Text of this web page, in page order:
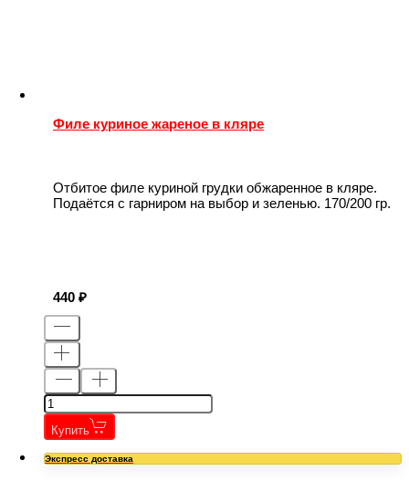
Филе куриное жареное в кляре
Отбитое филе куриной грудки обжаренное в кляре.
Подаётся с гарниром на выбор и зеленью. 170/200 гр.
440
Купить
Экспресс доставка